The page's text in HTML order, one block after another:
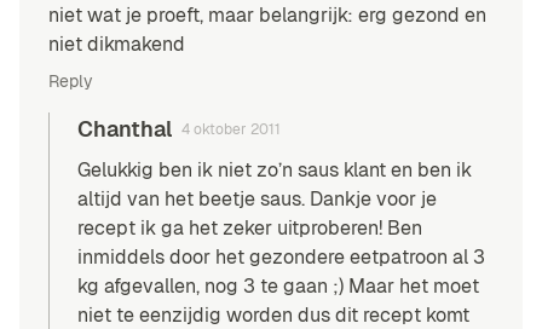
niet wat je proeft, maar belangrijk: erg gezond en
niet dikmakend
Reply
Chanthal 4 oktober 2011
Gelukkig ben ik niet zo’n saus klant en ben ik
altijd van het beetje saus. Dankje voor je
recept ik ga het zeker uitproberen! Ben
inmiddels door het gezondere eetpatroon al 3
kg afgevallen, nog 3 te gaan ;) Maar het moet
niet te eenzijdig worden dus dit recept komt